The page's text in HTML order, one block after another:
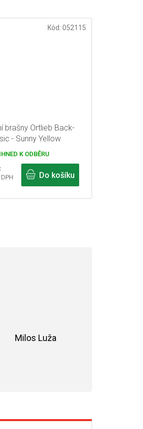
brašny Ortlieb Back-
- Sunny Yellow
K ODBĚRU
Do košíku
Kód: 052115
Milos Luža